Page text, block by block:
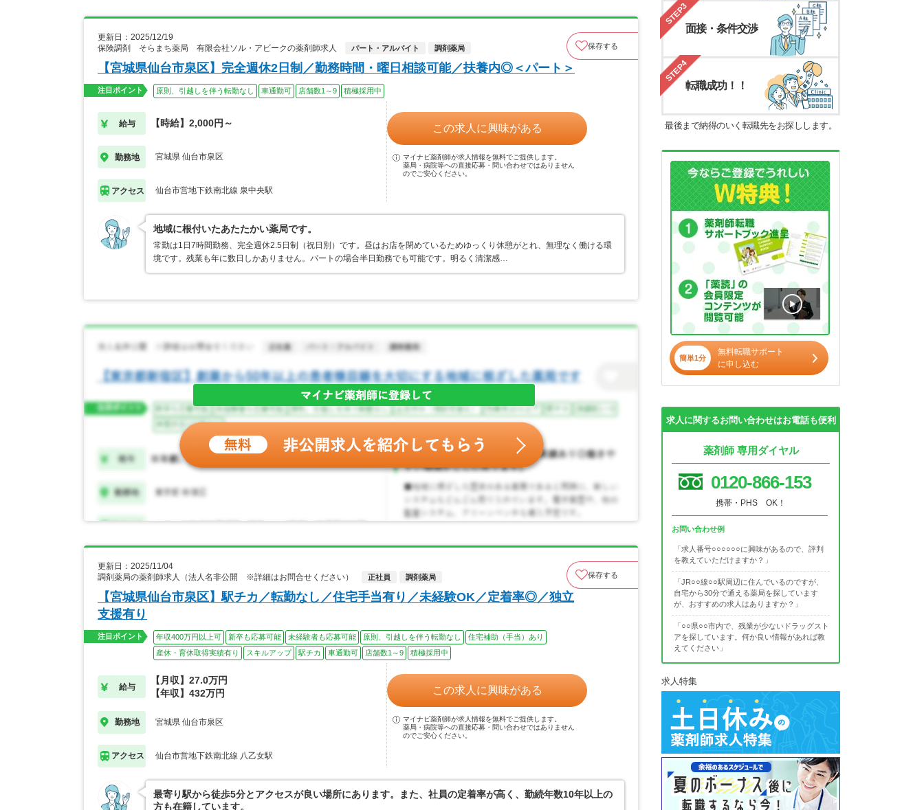
更新日：2025/12/19
保険調剤 そらまち薬局 有限会社ソル・アビークの薬剤師求人
パート・アルバイト 調剤薬局 保存する
【宮城県仙台市泉区】完全週休2日制／勤務時間・曜日相談可能／扶養内◎＜パート＞
注目ポイント 原則、引越しを伴う転勤なし 車通勤可 店舗数1～9 積極採用中
給与 【時給】2,000円～
勤務地 宮城県 仙台市泉区
アクセス 仙台市営地下鉄南北線 泉中央駅
この求人に興味がある
マイナビ薬剤師が求人情報を無料でご提供します。
薬局・病院等への直接応募・問い合わせではありません
のでご安心ください。
地域に根付いたあたたかい薬局です。
常勤は1日7時間勤務、完全週休2.5日制（祝日別）です。昼はお店を閉めているためゆっくり休憩がとれ、無理なく働ける環
境です。残業も年に数日しかありません。パートの場合半日勤務でも可能です。明るく清潔感…
更新日：2025/11/04
調剤薬局の薬剤師求人（法人名非公開 ※詳細はお問合せください）
正社員 調剤薬局 保存する
【宮城県仙台市泉区】駅チカ／転勤なし／住宅手当有り／未経験OK／定着率◎／独立
支援有り
注目ポイント 年収400万円以上可 新卒も応募可能 未経験者も応募可能 原則、引越しを伴う転勤なし
住宅補助（手当）あり
産休・育休取得実績有り
スキルアップ 駅チカ 車通勤可 店舗数1～9 積極採用中
給与
【月収】27.0万円
【年収】432万円
勤務地 宮城県 仙台市泉区
アクセス 仙台市営地下鉄南北線 八乙女駅
この求人に興味がある
マイナビ薬剤師が求人情報を無料でご提供します。
薬局・病院等への直接応募・問い合わせではありません
のでご安心ください。
最寄り駅から徒歩5分とアクセスが良い場所にあります。また、社員の定着率が高く、勤続年数10年以上の
方も在籍しています。
STEP3
面接・条件交渉
STEP4
転職成功！！
最後まで納得のいく転職先をお探しします。
簡単1分
無料転職サポート
に申し込む
求人に関するお問い合わせはお電話も便利
薬剤師 専用ダイヤル
0120-866-153
携帯・PHS OK！
お問い合わせ例
「求人番号○○○○○○に興味があるので、評判
を教えていただけますか？」
「JR○○線○○駅周辺に住んでいるのですが、
自宅から30分で通える薬局を探しています
が、おすすめの求人はありますか？」
「○○県○○市内で、残業が少ないドラッグスト
アを探しています。何か良い情報があれば教
えてください」
求人特集